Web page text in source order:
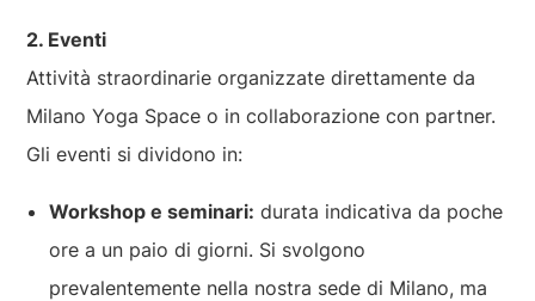
2. Eventi
Attività straordinarie organizzate direttamente da
Milano Yoga Space o in collaborazione con partner.
Gli eventi si dividono in:
Workshop e seminari: durata indicativa da poche
ore a un paio di giorni. Si svolgono
prevalentemente nella nostra sede di Milano, ma